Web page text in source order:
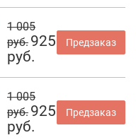
1 005
руб. 925
руб.
Предзаказ
1 005
руб. 925
руб.
Предзаказ